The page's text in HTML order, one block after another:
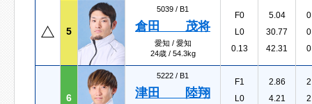
5
5039 / B1
倉田 茂将
愛知 / 愛知
24歳 / 54.3kg
F0
L0
0.13
5.04
30.77
42.31
6
5222 / B1
津田 陸翔
F1
L0
2.86
4.21